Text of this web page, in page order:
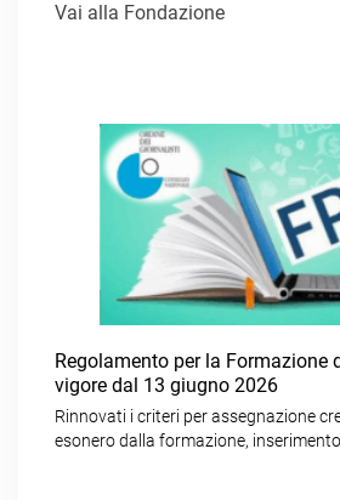
Vai alla Fondazione
Regolamento per la Formazione
vigore dal 13 giugno 2026
Rinnovati i criteri per assegnazione
esonero dalla formazione,